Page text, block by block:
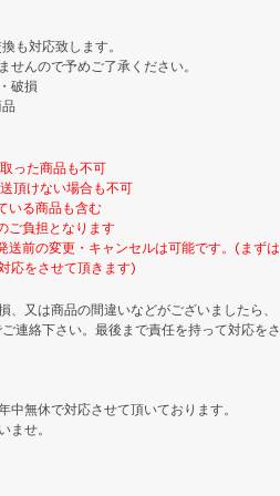
も対応致します。
んので予めご了承ください。
破損
った商品も不可
頂けない場合も不可
いる商品も含む
ご負担となります
前の変更・キャンセルは可能です。(まずは
応をさせて頂きます)
又は商品の間違いなどがございましたら、
連絡下さい。最後まで責任を持って対応をさ
無休で対応させて頂いております。
ませ。